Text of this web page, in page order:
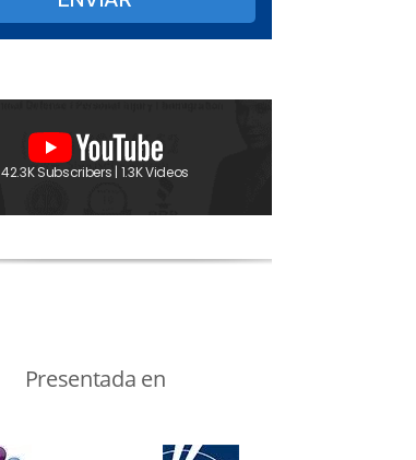
42.3K Subscribers | 1.3K Videos
Presentada en